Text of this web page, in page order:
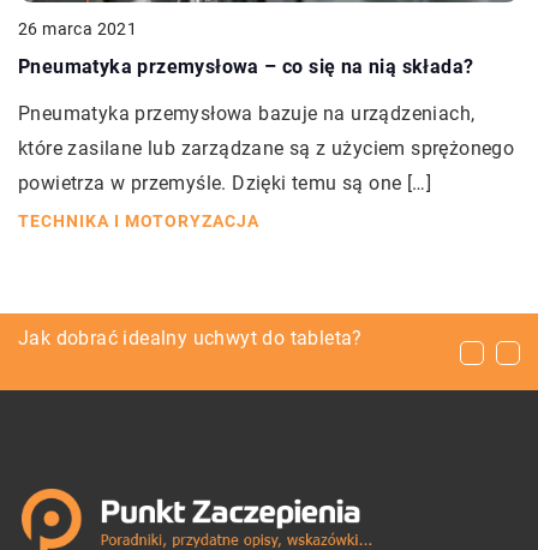
26 marca 2021
Pneumatyka przemysłowa – co się na nią składa?
Pneumatyka przemysłowa bazuje na urządzeniach,
które zasilane lub zarządzane są z użyciem sprężonego
powietrza w przemyśle. Dzięki temu są one […]
TECHNIKA I MOTORYZACJA
Jak dobrać strój do okazji?
Jak dobrać idealny uchwyt do tableta?
Nauka języka obcego – z jakich materiałów